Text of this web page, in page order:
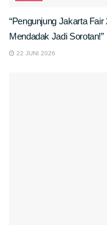
“Pengunjung Jakarta
Mendadak Jadi Sorotan!”
22 JUNI 2026